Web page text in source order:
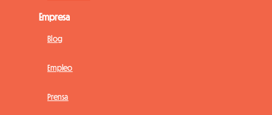
Empresa
Blog
Empleo
Prensa